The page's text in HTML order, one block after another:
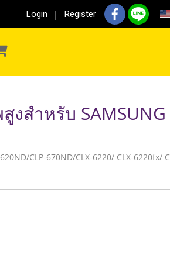
Login Register
สำหรับ
CLP-670ND/CLX-6220/ CLX-6220fx/